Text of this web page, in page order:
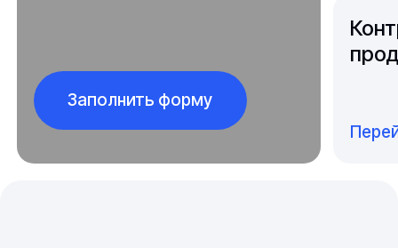
Заполнить форму